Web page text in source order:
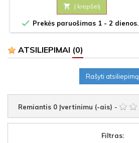
 Į krepšelį
 Prekės paruošimas 1 - 2 dienos.
ATSILIEPIMAI (0)
Rašyti atsiliepimą
Remiantis 0 Įvertinimu (-ais) -
Filtras: